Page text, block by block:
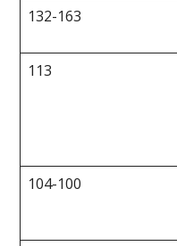
132-163
113
104-100